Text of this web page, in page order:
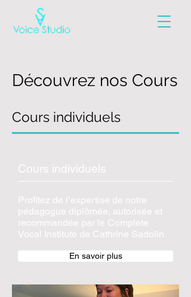
Découvrez nos Cours
Cours individuels
Cours individuels
Profitez de l’expertise de notre
pédagogue diplômée, autorisée et
recommandée par le Complete
Vocal Institute de Cathrine Sadolin
En savoir plus